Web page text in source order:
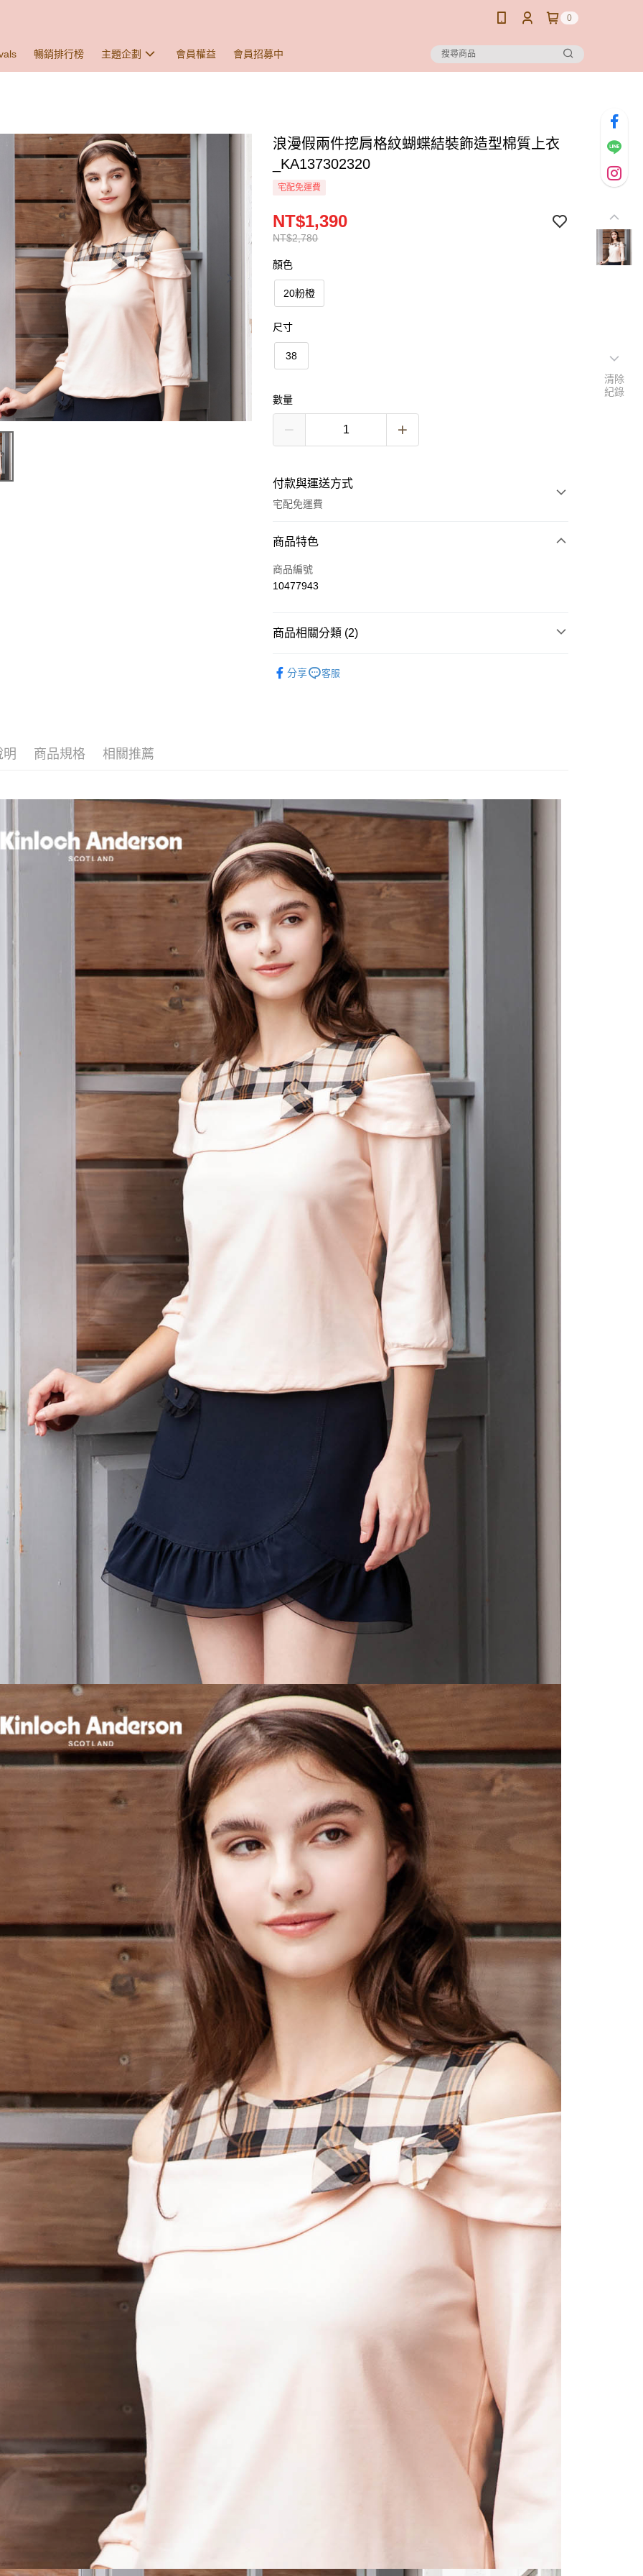
0
暢銷排行榜 主題企劃 會員權益 會員招募中
浪漫假兩件挖肩格紋蝴蝶結裝飾造型棉質上衣
_KA137302320
宅配免運費
NT$2,780
NT$1,390
顏色
20粉橙
尺寸
38
數量
付款與運送方式
宅配免運費
付款方式
信用卡一次付款
悠遊付
付款後7-11取貨
每筆NT$60，滿NT$1,000(含以上)免運費
宅配
免運費
商品特色
商品編號
10477943
商品相關分類 (2)
分享 客服
明 商品規格 相關推薦
清除
紀錄